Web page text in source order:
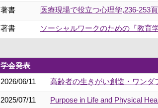
著書 医療現場で役立つ心理学,236-253
著書 ソーシャルワークのための『教育
学会発表
2026/06/11
高齢者の生きがい創造・ワンダ
2025/07/11 Purpose in Life and Physical